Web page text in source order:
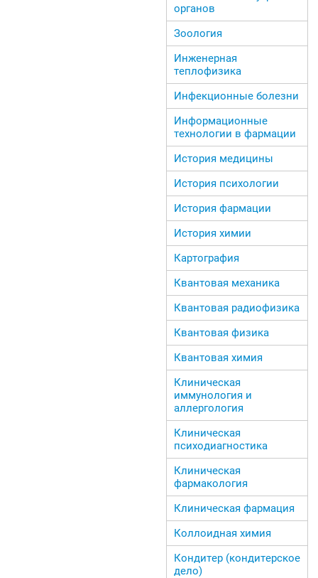
органов
Зоология
Инженерная
теплофизика
Инфекционные болезни
Информационные
технологии в фармации
История медицины
История психологии
История фармации
История химии
Картография
Квантовая механика
Квантовая радиофизика
Квантовая физика
Квантовая химия
Клиническая
иммунология и
аллергология
Клиническая
психодиагностика
Клиническая
фармакология
Клиническая фармация
Коллоидная химия
Кондитер (кондитерское
дело)